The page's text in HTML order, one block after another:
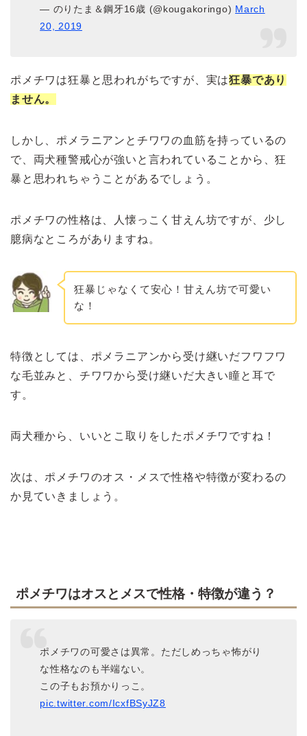
— のりたま＆鋼牙16歳 (@kougakoringo) March
20, 2019
ポメチワは狂暴と思われがちですが、実は狂暴であり
ません。
しかし、ポメラニアンとチワワの血筋を持っているの
で、両犬種警戒心が強いと言われていることから、狂
暴と思われちゃうことがあるでしょう。
ポメチワの性格は、人懐っこく甘えん坊ですが、少し
臆病なところがありますね。
狂暴じゃなくて安心！甘えん坊で可愛い
な！
特徴としては、ポメラニアンから受け継いだフワフワ
な毛並みと、チワワから受け継いだ大きい瞳と耳で
す。
両犬種から、いいとこ取りをしたポメチワですね！
次は、ポメチワのオス・メスで性格や特徴が変わるの
か見ていきましょう。
ポメチワはオスとメスで性格・特徴が違う？
ポメチワの可愛さは異常。ただしめっちゃ怖がり
な性格なのも半端ない。
この子もお預かりっこ。
pic.twitter.com/IcxfBSyJZ8